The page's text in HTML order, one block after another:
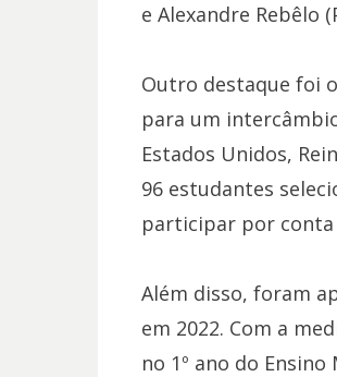
e Alexandre Rebêlo
Outro destaque foi
para um
Estados Unidos,
96 estudantes
participar por conta
Além disso, foram
em 2022. Com a
no 1º ano do